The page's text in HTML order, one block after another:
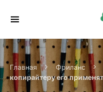
Главная Фриланс
копирайтеру его